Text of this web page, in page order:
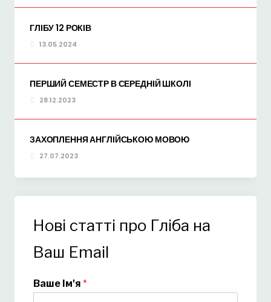
ГЛІБУ 12 РОКІВ
13.05.2024
ПЕРШИЙ СЕМЕСТР В СЕРЕДНІЙ ШКОЛІ
28.12.2023
ЗАХОПЛЕННЯ АНГЛІЙСЬКОЮ МОВОЮ
27.07.2023
Нові статті про Гліба на
Ваш Email
Ваше Ім'я *